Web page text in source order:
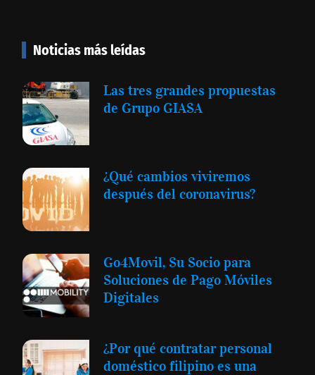
Noticias más leídas
Las tres grandes propuestas
de Grupo GIASA
¿Qué cambios viviremos
después del coronavirus?
Go4Movil, Su Socio para
Soluciones de Pago Móviles
Digitales
¿Por qué contratar personal
doméstico filipino es una